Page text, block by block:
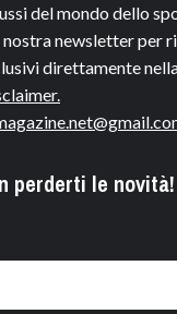
del mondo dello
newsletter per
direttamente
perderti le novità!